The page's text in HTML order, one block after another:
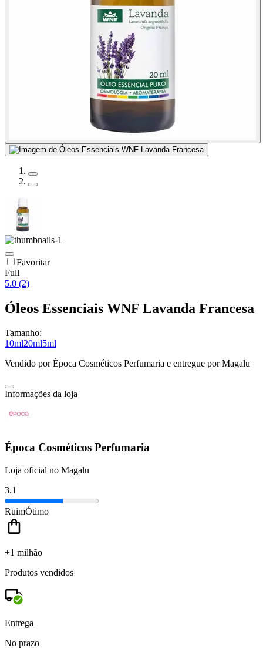
Favoritar
Full
5.0 (2)
Óleos Essenciais WNF Lavanda Francesa
Tamanho:
10ml20ml5ml
Vendido porÉpoca Cosméticos Perfumaria e entregue por Magalu
Informações da loja
Época Cosméticos Perfumaria
Loja oficial no Magalu
3.1
RuimÓtimo
+1 milhão
Produtos vendidos
Entrega
No prazo